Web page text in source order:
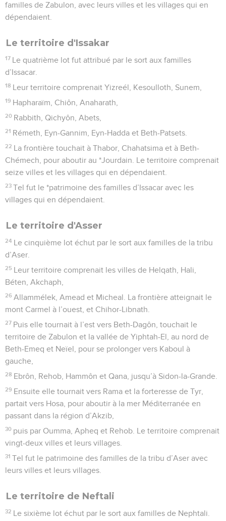
familles de Zabulon, avec leurs villes et les villages qui en
dépendaient.
Le territoire d'Issakar
17 Le quatrième lot fut attribué par le sort aux familles
d’Issacar.
18 Leur territoire comprenait Yizreél, Kesoulloth, Sunem,
19 Hapharaïm, Chiôn, Anaharath,
20 Rabbith, Qichyôn, Abets,
21 Rémeth, Eyn-Gannim, Eyn-Hadda et Beth-Patsets.
22 La frontière touchait à Thabor, Chahatsima et à Beth-
Chémech, pour aboutir au *Jourdain. Le territoire comprenait
seize villes et les villages qui en dépendaient.
23 Tel fut le *patrimoine des familles d’Issacar avec les
villages qui en dépendaient.
Le territoire d'Asser
24 Le cinquième lot échut par le sort aux familles de la tribu
d’Aser.
25 Leur territoire comprenait les villes de Helqath, Hali,
Béten, Akchaph,
26 Allammélek, Amead et Micheal. La frontière atteignait le
mont Carmel à l’ouest, et Chihor-Libnath.
27 Puis elle tournait à l’est vers Beth-Dagôn, touchait le
territoire de Zabulon et la vallée de Yiphtah-El, au nord de
Beth-Emeq et Neïel, pour se prolonger vers Kaboul à
gauche,
28 Ebrôn, Rehob, Hammôn et Qana, jusqu’à Sidon-la-Grande.
29 Ensuite elle tournait vers Rama et la forteresse de Tyr,
partait vers Hosa, pour aboutir à la mer Méditerranée en
passant dans la région d’Akzib,
30 puis par Oumma, Apheq et Rehob. Le territoire comprenait
vingt-deux villes et leurs villages.
31 Tel fut le patrimoine des familles de la tribu d’Aser avec
leurs villes et leurs villages.
Le territoire de Neftali
32 Le sixième lot échut par le sort aux familles de Nephtali.